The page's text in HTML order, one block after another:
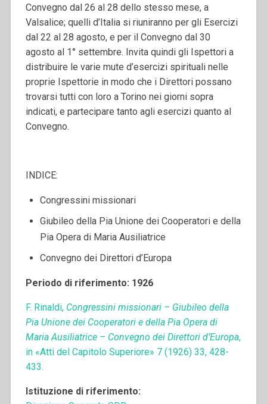
Convegno dal 26 al 28 dello stesso mese, a
Valsalice; quelli d’Italia si riuniranno per gli Esercizi
dal 22 al 28 agosto, e per il Convegno dal 30
agosto al 1° settembre. Invita quindi gli Ispettori a
distribuire le varie mute d’esercizi spirituali nelle
proprie Ispettorie in modo che i Direttori possano
trovarsi tutti con loro a Torino nei giorni sopra
indicati, e partecipare tanto agli esercizi quanto al
Convegno.
INDICE:
Congressini missionari
Giubileo della Pia Unione dei Cooperatori e della
Pia Opera di Maria Ausiliatrice
Convegno dei Direttori d’Europa
Periodo di riferimento: 1926
F. Rinaldi, Congressini missionari – Giubileo della
Pia Unione dei Cooperatori e della Pia Opera di
Maria Ausiliatrice – Convegno dei Direttori d’Europa,
in «Atti del Capitolo Superiore» 7 (1926) 33, 428-
433.
Istituzione di riferimento: